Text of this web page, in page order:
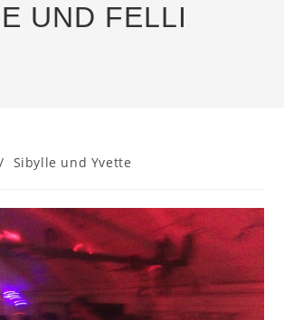
UND FELLI
/ Sibylle und Yvette